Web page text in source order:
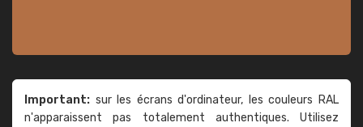
Important: sur les écrans d'ordinateur, les couleurs RAL
n'apparaissent pas totalement authentiques. Utilisez